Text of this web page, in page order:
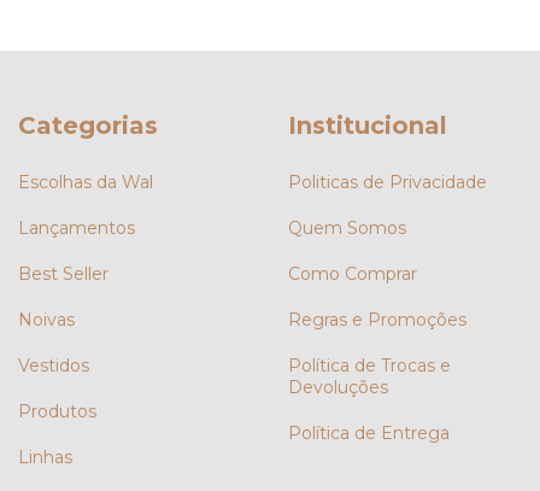
Categorias
Escolhas da Wal
Lançamentos
Best Seller
Noivas
Vestidos
Produtos
Linhas
Institucional
Politicas de Privacidade
Quem Somos
Como Comprar
Regras e Promoções
Política de Trocas e
Devoluções
Política de Entrega